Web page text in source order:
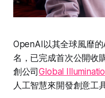
OpenAI以其全球風靡
名，已完成首次公開收
創公司Global
人工智慧來開發創意工